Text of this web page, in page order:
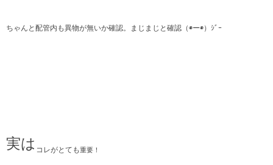
ちゃんと配管内も異物が無いか確認。まじまじと確認（◉ー◉）ｼﾞｰ
実は コレがとても重要！